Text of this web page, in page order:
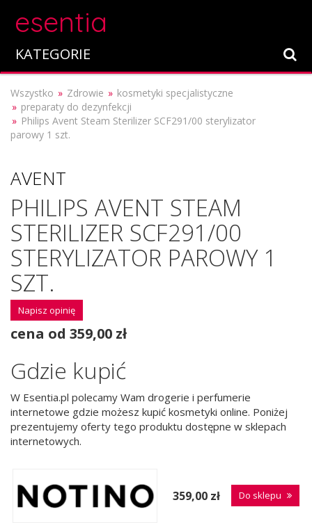
esentia
KATEGORIE
Wszystko Zdrowie
kosmetyki specjalistyczne
preparaty do dezynfekcji
Philips Avent Steam Sterilizer SCF291/00 sterylizator
parowy 1 szt.
AVENT
PHILIPS AVENT STEAM
STERILIZER SCF291/00
STERYLIZATOR PAROWY 1
SZT.
Napisz opinię
cena od 359,00 zł
Gdzie kupić
W Esentia.pl polecamy Wam drogerie i perfumerie
internetowe gdzie możesz kupić kosmetyki online. Poniżej
prezentujemy oferty tego produktu dostępne w sklepach
internetowych.
359,00 zł Do sklepu